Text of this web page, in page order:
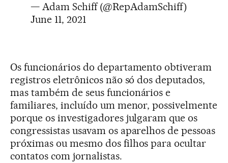
— Adam Schiff (@RepAdamSchiff)
June 11, 2021
Os funcionários do departamento obtiveram
registros eletrônicos não só dos deputados,
mas também de seus funcionários e
familiares, incluído um menor, possivelmente
porque os investigadores julgaram que os
congressistas usavam os aparelhos de pessoas
próximas ou mesmo dos filhos para ocultar
contatos com jornalistas.